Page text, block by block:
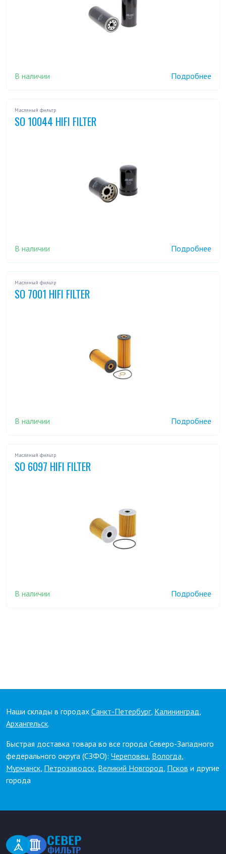
В наличии Подробнее
Масляный фильтр
SO 10044 HIFI FILTER
В наличии Подробнее
Масляный фильтр
SO 7001 HIFI FILTER
В наличии Подробнее
Масляный фильтр
SO 6097 HIFI FILTER
В наличии Подробнее
Наши склады в городах Санкт-Петербург, Калининград,
Архангельск.
Быстрая доставка товара во все города Северо-Западного
федерального округа (СЗФО): Череповец, Вологда,
Мурманск, Петрозаводск, Великий Новгород, Псков и другие
города